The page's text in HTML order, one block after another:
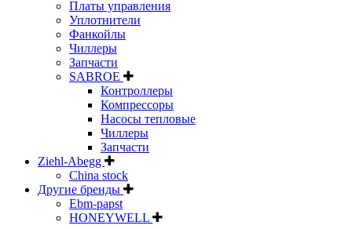
Платы управления
Уплотнители
Фанкойлы
Чиллеры
Запчасти
SABROE
Контроллеры
Компрессоры
Насосы тепловые
Чиллеры
Запчасти
Ziehl-Abegg
China stock
Другие бренды
Ebm-papst
HONEYWELL